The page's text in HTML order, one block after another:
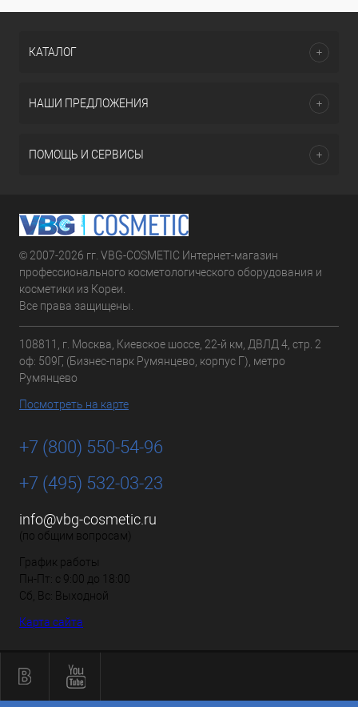
КАТАЛОГ
НАШИ ПРЕДЛОЖЕНИЯ
ПОМОЩЬ И СЕРВИСЫ
© 2007-2026 гг. VBG-COSMETIC Интернет-магазин
профессионального косметологического оборудования и
косметики из Кореи.
Все права защищены.
108811, г. Москва, Киевское шоссе, 22-й км, ДВЛД 4, стр. 2
оф: 509Г, (Бизнес-парк Румянцево, корпус Г), метро
Румянцево
Посмотреть на карте
+7 (800) 550-54-96
+7 (495) 532-03-23
info@vbg-cosmetic.ru
(по общим вопросам)
График работы
Пн-Пт: с 9:00 до 18:00
Сб, Вс: Выходной
Карта сайта